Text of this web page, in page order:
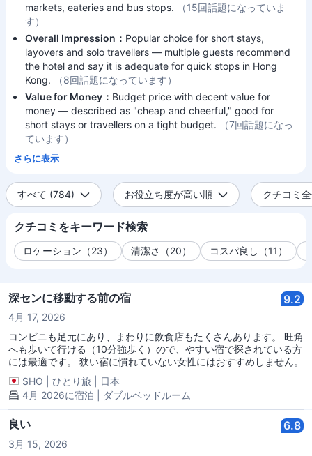
markets, eateries and bus stops.
（15回話題になっていま
す）
Overall Impression： Popular choice for short stays,
layovers and solo travellers — multiple guests recommend
the hotel and say it is adequate for quick stops in Hong
Kong.
（8回話題になっています）
Value for Money： Budget price with decent value for
money — described as "cheap and cheerful," good for
short stays or travellers on a tight budget.
（7回話題になっ
ています）
さらに表示
すべて (784) お役立ち度が高い順 クチコミ
クチコミをキーワード検索
ロケーション（23） 清潔さ（20） コスパ良し（11）
深センに移動する前の宿 9.2
4月 17, 2026
コンビニも足元にあり、まわりに飲食店もたくさんあります。 旺角
へも歩いて行ける（10分強歩く）ので、やすい宿で探されている方
には最適です。 狭い宿に慣れていない女性にはおすすめしません。
SHO
ひとり旅
日本
4月 2026に宿泊 | ダブルベッドルーム
良い 6.8
3月 15, 2026